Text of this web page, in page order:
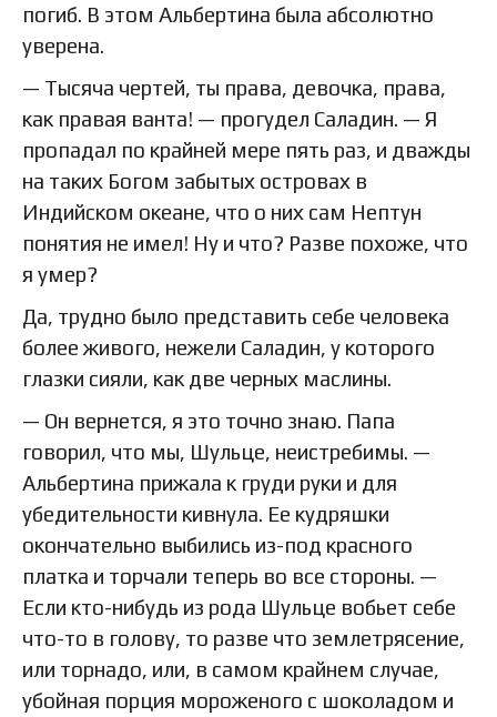
погиб. В этом Альбертина была абсолютно
уверена.
— Тысяча чертей, ты права, девочка, права,
как правая ванта! — прогудел Саладин. — Я
пропадал по крайней мере пять раз, и дважды
на таких Богом забытых островах в
Индийском океане, что о них сам Нептун
понятия не имел! Ну и что? Разве похоже, что
я умер?
Да, трудно было представить себе человека
более живого, нежели Саладин, у которого
глазки сияли, как две черных маслины.
— Он вернется, я это точно знаю. Папа
говорил, что мы, Шульце, неистребимы. —
Альбертина прижала к груди руки и для
убедительности кивнула. Ее кудряшки
окончательно выбились из-под красного
платка и торчали теперь во все стороны. —
Если кто-нибудь из рода Шульце вобьет себе
что-то в голову, то разве что землетрясение,
или торнадо, или, в самом крайнем случае,
убойная порция мороженого с шоколадом и